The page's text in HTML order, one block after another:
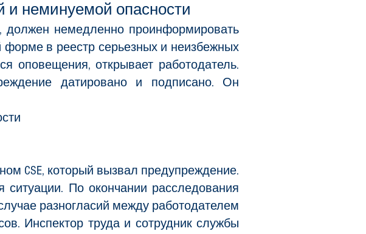
и неминуемой опасности
должен немедленно проинформировать
форме в реестр серьезных и неизбежных
оповещения, открывает работодатель.
датировано и подписано. Он
CSE, который вызвал предупреждение.
По окончании расследования
разногласий между работодателем
Инспектор труда и сотрудник службы